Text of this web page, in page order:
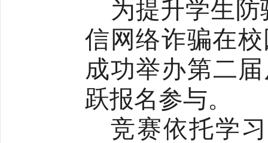
为提升学生
信网络诈骗在
成功举办第二
跃报名参与。
竞赛依托学